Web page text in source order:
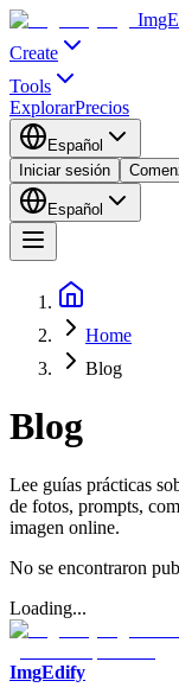
Create
Tools
ExplorarPrecios
Español
Iniciar sesión
Español
Home
Blog
Blog
Lee guías prácticas
de fotos, prompts,
imagen online.
No se encontraron
Loading...
ImgEdify